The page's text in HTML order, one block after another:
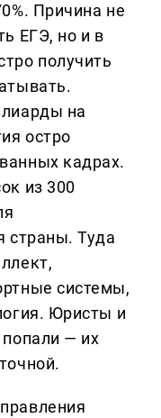
Причина не
ЕГЭ, но и в
получить
на
остро
кадрах.
из 300
страны. Туда
системы,
Юристы и
— их